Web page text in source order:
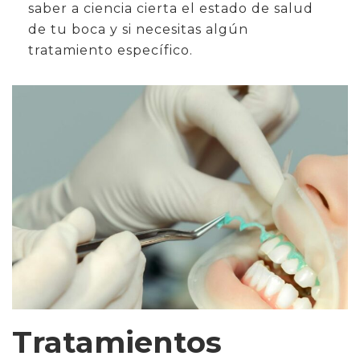
saber a ciencia cierta el estado de salud
de tu boca y si necesitas algún
tratamiento específico.
Tratamientos